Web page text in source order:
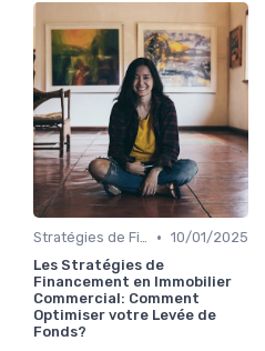
Stratégies de Financement et Levée de Fonds • 10/01/2025
Les Stratégies de
Financement en Immobilier
Commercial: Comment
Optimiser votre Levée de
Fonds?